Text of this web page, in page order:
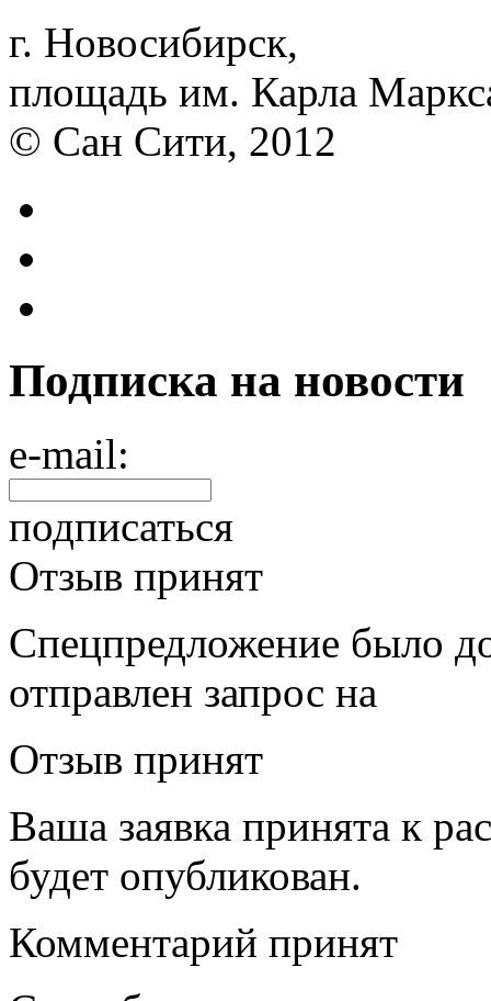
г. Новосибирск,
площадь им. Карла
© Сан Сити, 2012
Подписка на новости
e-mail:
подписаться
Отзыв принят
Спецпредложение было
отправлен запрос на
Отзыв принят
Ваша заявка принята к
будет опубликован.
Комментарий принят